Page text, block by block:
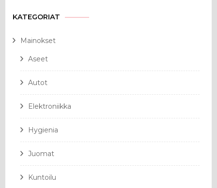
KATEGORIAT
Mainokset
Aseet
Autot
Elektroniikka
Hygienia
Juomat
Kuntoilu